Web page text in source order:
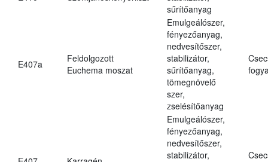
sűrítőanyag
E407a
Feldolgozott
Euchema moszat
Emulgeálószer,
fényezőanyag,
nedvesítőszer,
stabilizátor,
sűrítőanyag,
tömegnövelő
szer,
zselésítőanyag
Emulgeálószer,
fényezőanyag,
nedvesítőszer,
stabilizátor,